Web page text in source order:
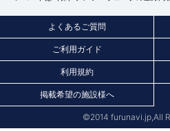
よくあるご質問
ご利用ガイド
利用規約
掲載希望の施設様へ
©2014 furunavi.jp,All